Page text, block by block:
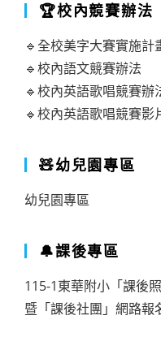
🏆校內競賽辦法
🔹全校美字大賽實施計
🔹校內語文競賽辦法
🔹校內英語歌唱競賽辦
🔹校內英語歌唱競賽影
🧸幼兒園專區
幼兒園專區
🔔課後專區
115-1東華附小「課後照
暨「課後社團」網路報